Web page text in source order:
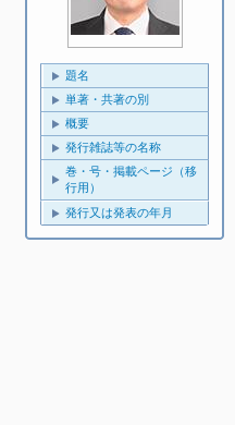
題名
単著・共著の別
概要
発行雑誌等の名称
巻・号・掲載ページ（移
行用）
発行又は発表の年月